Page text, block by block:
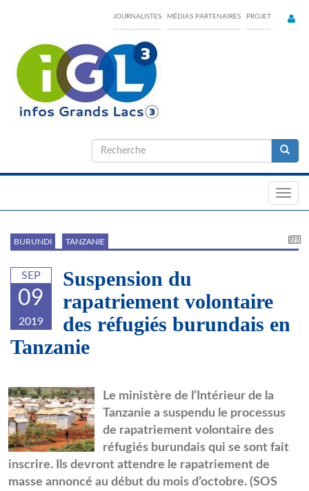
content
JOURNALISTES MÉDIAS PARTENAIRES PROJET
Formulaire
de
BURUNDI TANZANIE
SEP
09
2019
Suspension du
rapatriement volontaire
des réfugiés burundais en
Tanzanie
810x280.jpg
Le ministère de l’Intérieur de la
Tanzanie a suspendu le processus
de rapatriement volontaire des
réfugiés burundais qui se sont fait
inscrire. Ils devront attendre le rapatriement de
masse annoncé au début du mois d’octobre. (SOS